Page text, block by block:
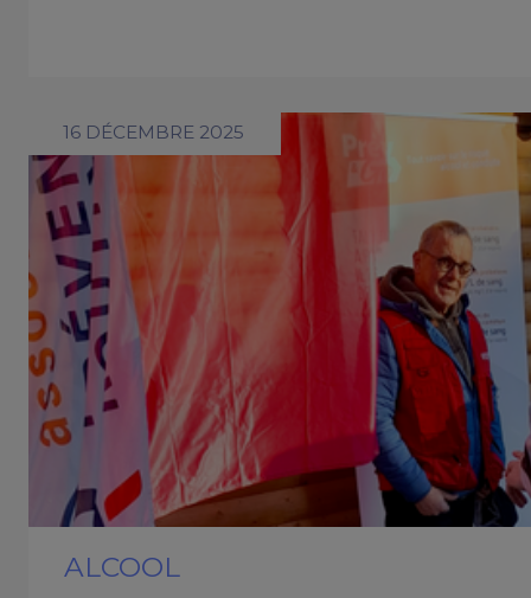
16 DÉCEMBRE 2025
ALCOOL